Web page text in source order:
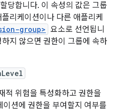
당합니다. 이 속성의 값은 그룹
리케이션이나 다른 애플리케
group> 요소로 선언됩니
지 않으면 권한이 그룹에 속하
적 위험을 특성화하고 권한을
이션에 권한을 부여할지 여부를